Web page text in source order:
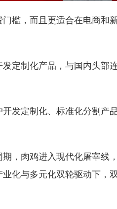
槛，而且更适合在电商和
定制化产品，与国内头部
发定制化、标准化分割产
，肉鸡进入现代化屠宰线
化与多元化双轮驱动下，